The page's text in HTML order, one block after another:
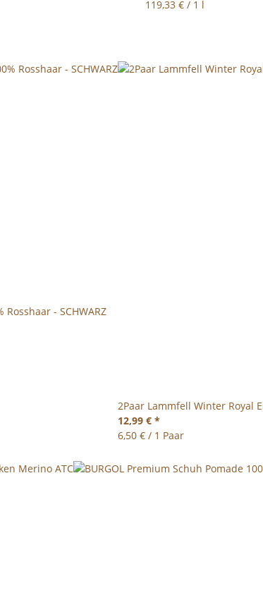
119,33 € / 1 l
- SCHWARZ
2Paar Lammfell Winter Royal
12,99 € *
6,50 € / 1 Paar